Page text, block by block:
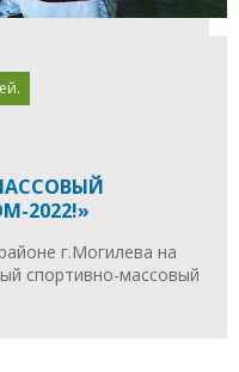
2022!»
г.Могилева на
спортивно-массовый